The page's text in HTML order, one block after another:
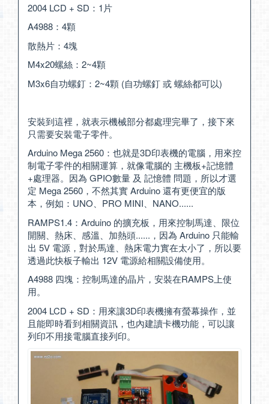
2004 LCD + SD：1片
A4988：4顆
散熱片：4塊
M4x20螺絲：2~4顆
M3x6自功螺釘：2~4顆 (自功螺釘 或 螺絲都可以)
安裝到這裡，就表示機械部分都處理完畢了，接下來
只需要安裝電子零件。
Arduino Mega 2560：也就是3D印表機的電腦，用來控
制電子零件的相關運算，就像電腦的 主機板+記憶體
+處理器。因為 GPIO數量 及 記憶體 問題，所以才選
定 Mega 2560，不然其實 Arduino 還有更便宜的版
本，例如：UNO、PRO MINI、NANO......
RAMPS1.4：Arduino 的擴充板，用來控制馬達、限位
開關、熱床、感溫、加熱頭......，因為 Arduino 只能輸
出 5V 電源，對於馬達、熱床電力實在太小了，所以要
透過此快板子輸出 12V 電源給相關設備使用。
A4988 四塊：控制馬達的晶片，安裝在RAMPS上使
用。
2004 LCD + SD：用來讓3D印表機擁有螢幕操作，並
且能即時看到相關資訊，也內建讀卡機功能，可以讓
列印不用接電腦直接列印。